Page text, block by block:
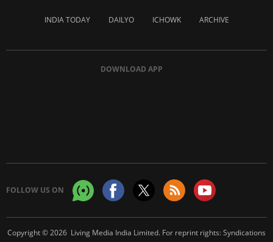
INDIA TODAY DAILYO ICHOWK ARCHIVE
DOWNLOAD APP
FOLLOW US ON
Copyright © 2026 Living Media India Limited. For reprint rights:Syndications